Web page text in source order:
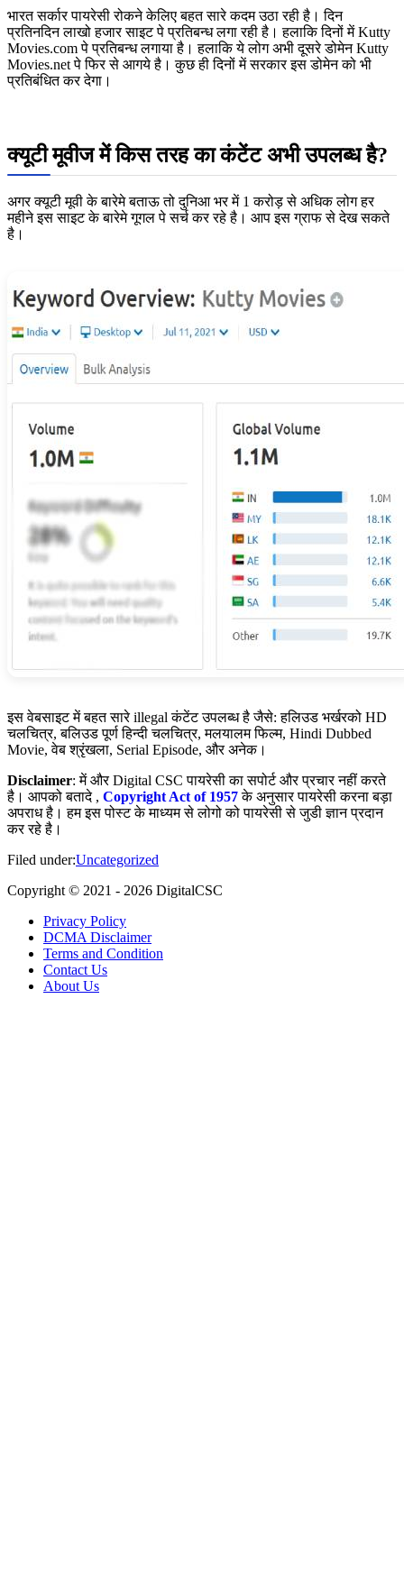
भारत सर्कार पायरेसी रोकने केलिए बहत सारे कदम उठा रही है। दिन
प्रतिनदिन लाखो हजार साइट पे प्रतिबन्ध लगा रही है। हलाकि दिनों में Kutty
Movies.com पे प्रतिबन्ध लगाया है। हलाकि ये लोग अभी दूसरे डोमेन Kutty
Movies.net पे फिर से आगये है। कुछ ही दिनों में सरकार इस डोमेन को भी
प्रतिबंधित कर देगा।
क्यूटी मूवीज में किस तरह का कंटेंट अभी उपलब्ध है?
अगर क्यूटी मूवी के बारेमे बताऊ तो दुनिआ भर में 1 करोड़ से अधिक लोग हर
महीने इस साइट के बारेमे गूगल पे सर्च कर रहे है। आप इस ग्राफ से देख सकते
है।
इस वेबसाइट में बहत सारे illegal कंटेंट उपलब्ध है जैसे: हलिउड भर्खरको HD
चलचित्र, बलिउड पूर्ण हिन्दी चलचित्र, मलयालम फिल्म, Hindi Dubbed
Movie, वेब श्रृंखला, Serial Episode, और अनेक।
Disclaimer: में और Digital CSC पायरेसी का सपोर्ट और प्रचार नहीं करते
है। आपको बतादे , Copyright Act of 1957के अनुसार पायरेसी करना बड़ा
अपराध है। हम इस पोस्ट के माध्यम से लोगो को पायरेसी से जुडी ज्ञान प्रदान
कर रहे है।
Filed under:Uncategorized
Copyright © 2021 - 2026 DigitalCSC
Privacy Policy
DCMA Disclaimer
Terms and Condition
Contact Us
About Us